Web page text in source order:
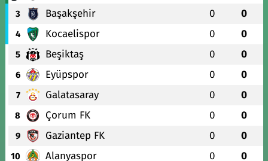
3 Başakşehir 0 0
4 Kocaelispor 0 0
5 Beşiktaş 0 0
6 Eyüpspor 0 0
7 Galatasaray 0 0
8 Çorum FK 0 0
9 Gaziantep FK 0 0
10 Alanyaspor 0 0